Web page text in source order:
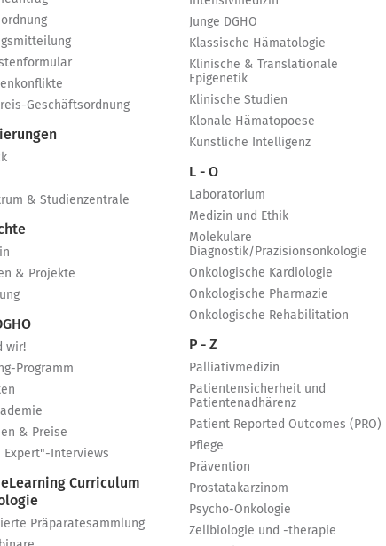
Geschäftsordnung
& Studienzentrale
& Projekte
wir!
Programm
& Preise
Expert"-Interviews
eLearning Curriculum
Präparatesammlung
Junge DGHO
Klassische Hämatologie
Klinische & Translationale
Epigenetik
Klinische Studien
Klonale Hämatopoese
Künstliche Intelligenz
L - O
Laboratorium
Medizin und Ethik
Molekulare
Diagnostik/Präzisionsonkologie
Onkologische Kardiologie
Onkologische Pharmazie
Onkologische Rehabilitation
P - Z
Palliativmedizin
Patientensicherheit und
Patientenadhärenz
Patient Reported Outcomes (PRO)
Pflege
Prävention
Prostatakarzinom
Psycho-Onkologie
Zellbiologie und -therapie